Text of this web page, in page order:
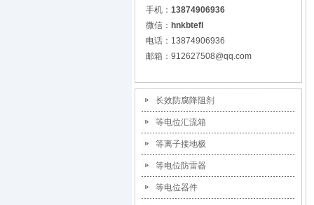
手机： 13874906936
微信： hnkbtefl
电话：13874906936
邮箱：912627508@qq.com
长效防腐降阻剂
等电位汇流箱
等离子接地极
等电位防雷器
等电位器件